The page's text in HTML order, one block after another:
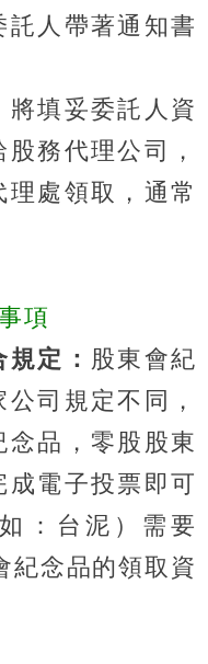
人帶著通知書
將填妥委託人資
務代理公司，
處領取，通常
項
定： 股東會紀
司規定不同，
品，零股股東
成電子投票即可
：台泥）需要
紀念品的領取資